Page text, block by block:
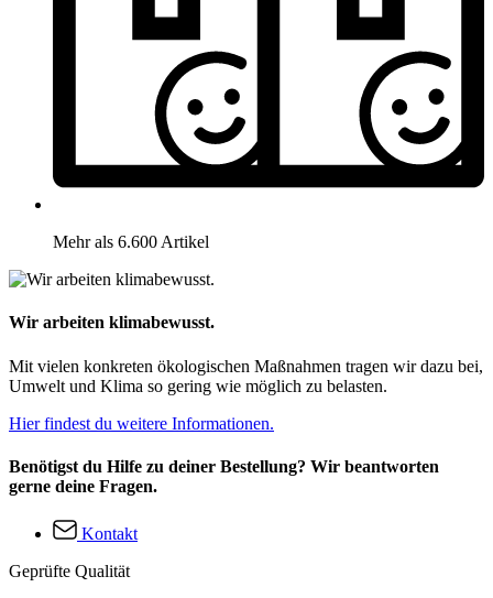
Mehr als 6.600 Artikel
Wir arbeiten klimabewusst.
Mit vielen konkreten ökologischen Maßnahmen tragen wir dazu bei,
Umwelt und Klima so gering wie möglich zu belasten.
Hier findest du weitere Informationen.
Benötigst du Hilfe zu deiner Bestellung? Wir beantworten
gerne deine Fragen.
Kontakt
Geprüfte Qualität